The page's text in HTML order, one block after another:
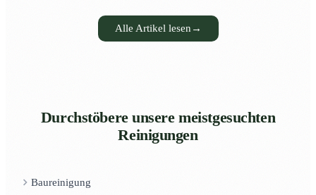
Alle Artikel lesen →
Durchstöbere unsere meistgesuchten
Reinigungen
Baureinigung